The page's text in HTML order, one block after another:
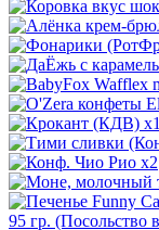
x1
x2